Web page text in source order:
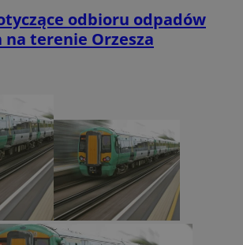
odbioru odpadów
terenie Orzesza